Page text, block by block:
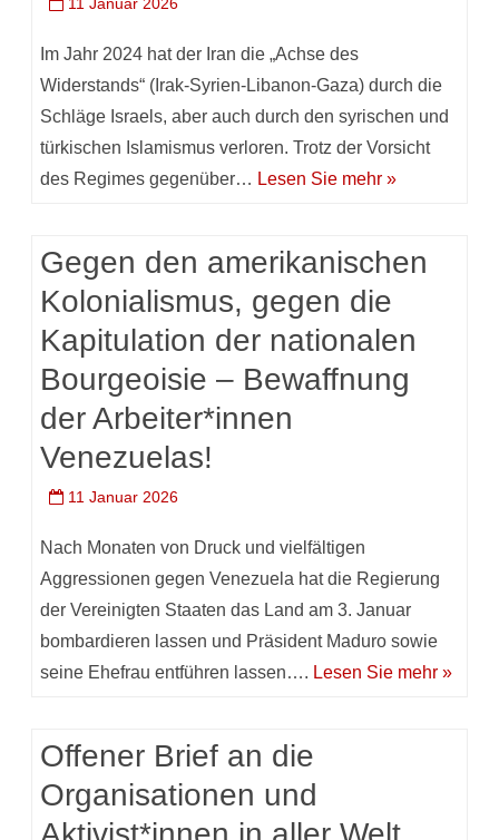
Im Jahr 2024 hat der Iran die „Achse des
Widerstands“ (Irak-Syrien-Libanon-Gaza) durch die
Schläge Israels, aber auch durch den syrischen und
türkischen Islamismus verloren. Trotz der Vorsicht
des Regimes gegenüber… Lesen Sie mehr »
Gegen den amerikanischen
Kolonialismus, gegen die
Kapitulation der nationalen
Bourgeoisie – Bewaffnung
der Arbeiter*innen
Venezuelas!
11 Januar 2026
Nach Monaten von Druck und vielfältigen
Aggressionen gegen Venezuela hat die Regierung
der Vereinigten Staaten das Land am 3. Januar
bombardieren lassen und Präsident Maduro sowie
seine Ehefrau entführen lassen…. Lesen Sie mehr »
Offener Brief an die
Organisationen und